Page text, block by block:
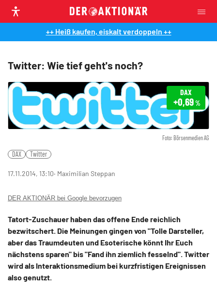
++ Heiß kaufen, eiskalt verdoppeln ++
Twitter: Wie tief geht's noch?
Foto: Börsenmedien AG
DAX
+0,69%
DAX Twitter
17.11.2014, 13:10‧ Maximilian Steppan
DER AKTIONÄR bei Google bevorzugen
Tatort-Zuschauer haben das offene Ende reichlich
bezwitschert. Die Meinungen gingen von "Tolle Darsteller,
aber das Traumdeuten und Esoterische könnt Ihr Euch
nächstens sparen" bis "Fand ihn ziemlich fesselnd" Twitter
wird als Interaktionsmedium bei kurzfristigen Ereignissen
also genutzt.